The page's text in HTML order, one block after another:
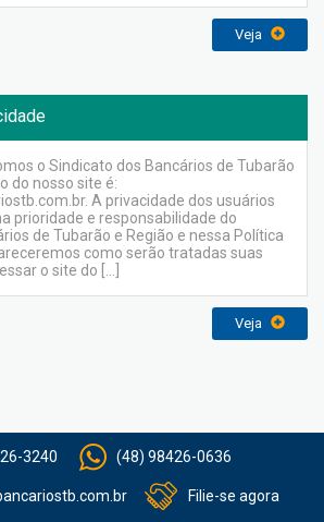
Veja
o Sindicato dos Bancários de Tubarão
do nosso site é:
A privacidade dos usuários
prioridade e responsabilidade do
de Tubarão e Região e nessa Política
como serão tratadas suas
o site do […]
Veja
3240 (48) 98426-0636
Filie-se agora